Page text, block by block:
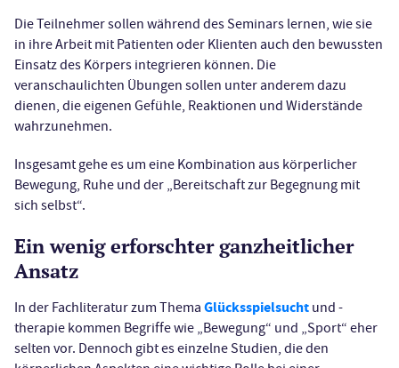
Die Teilnehmer sollen während des Seminars lernen, wie sie
in ihre Arbeit mit Patienten oder Klienten auch den bewussten
Einsatz des Körpers integrieren können. Die
veranschaulichten Übungen sollen unter anderem dazu
dienen, die eigenen Gefühle, Reaktionen und Widerstände
wahrzunehmen.
Insgesamt gehe es um eine Kombination aus körperlicher
Bewegung, Ruhe und der „Bereitschaft zur Begegnung mit
sich selbst“.
Ein wenig erforschter ganzheitlicher
Ansatz
In der Fachliteratur zum Thema Glücksspielsucht und -
therapie kommen Begriffe wie „Bewegung“ und „Sport“ eher
selten vor. Dennoch gibt es einzelne Studien, die den